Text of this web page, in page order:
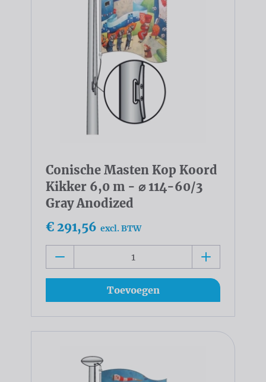
Conische Masten Kop Koord
Kikker 6,0 m - ⌀ 114-60/3
Gray Anodized
€ 291,56 excl. BTW
Toevoegen